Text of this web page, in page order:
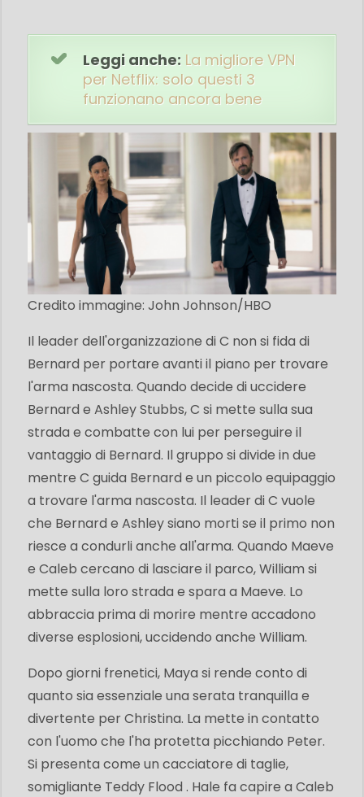
Leggi anche: La migliore VPN
per Netflix: solo questi 3
funzionano ancora bene
Credito immagine: John Johnson/HBO
Il leader dell'organizzazione di C non si fida di
Bernard per portare avanti il ​​piano per trovare
l'arma nascosta. Quando decide di uccidere
Bernard e Ashley Stubbs, C si mette sulla sua
strada e combatte con lui per perseguire il
vantaggio di Bernard. Il gruppo si divide in due
mentre C guida Bernard e un piccolo equipaggio
a trovare l'arma nascosta. Il leader di C vuole
che Bernard e Ashley siano morti se il primo non
riesce a condurli anche all'arma. Quando Maeve
e Caleb cercano di lasciare il parco, William si
mette sulla loro strada e spara a Maeve. Lo
abbraccia prima di morire mentre accadono
diverse esplosioni, uccidendo anche William.
Dopo giorni frenetici, Maya si rende conto di
quanto sia essenziale una serata tranquilla e
divertente per Christina. La mette in contatto
con l'uomo che l'ha protetta picchiando Peter.
Si presenta come un cacciatore di taglie,
somigliante Teddy Flood . Hale fa capire a Caleb